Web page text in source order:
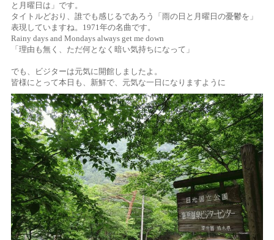
と月曜日は」です。
タイトルどおり、誰でも感じるであろう「雨の日と月曜日の憂鬱を」
表現していますね。1971年の名曲です。
Rainy days and Mondays always get me down
「理由も無く、ただ何となく暗い気持ちになって」
でも、ビジターは元気に開館しましたよ。
皆様にとって本日も、新鮮で、元気な一日になりますように